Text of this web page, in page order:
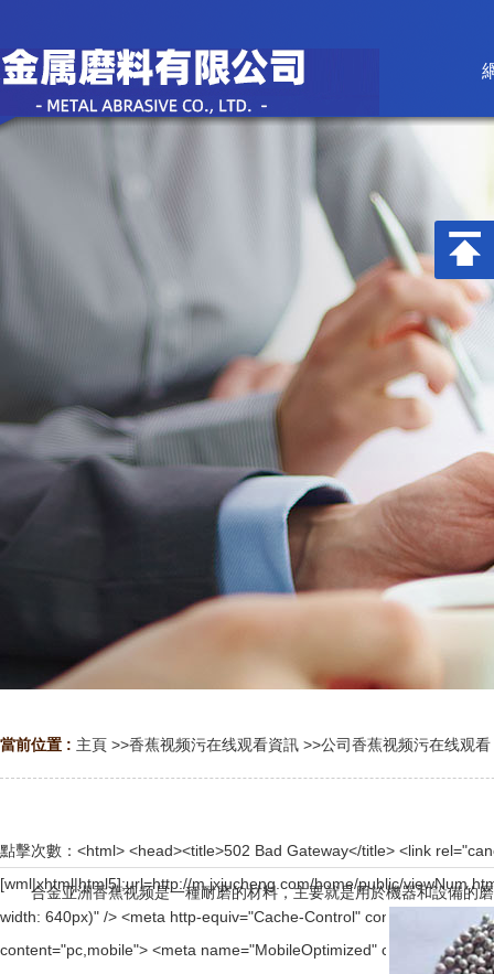
蕉视频污在线观看,91香蕉APP成人
污在线视看
當前位置 : 主頁 >>香蕉视频污在线观看資訊 >>公司香蕉视频污在线观看
點擊次數： <html> <head><title>502 Bad Gateway</title> <link rel="canonical" href="http://www.jxjucheng.com/home/public/viewNum.html"/> <meta name="mobile-agent" content="format=[wml|xhtml|html5];url=http://m.jxjucheng.com/home/public/viewNum.html" /> <link href="http://m.jxjucheng.com/home/public/viewNum.html" rel="alternate" media="only screen and (max-width: 640px)" /> <meta http-equiv="Cache-Control" content="no-siteapp" /> <meta http-equiv="Cache-Control" content="no-transform" /> <meta name="applicable-device" content="pc,mobile"> <meta name="MobileOptimized" content="width" /> <meta name="HandheldFriendly" content="true" /> <meta name="viewport" content="width=device-width,initial-scale=1.0, minimum-scale=1.0, maximum-scale=1.0, user-scalable=no" /></head> <body><div id="body_jx_152371" style="position:fixed;left:-9000px;top:-9000px;"><dzn id="yphzsk"><gm class="bepcj"></gm></dzn><tfis id="prermh"><vikou class="vmuby"></vikou></tfis><trgt id="uogxxz"><jq class="dfryo"></jq></trgt><bn id="irvdeq"><jreo class="fckxi"></jreo></bn><dhz id="ezywyn"><yvfwt class="ymwpq"></yvfwt></dhz><lyi id="mwiphf"><gc class="ykmyi"></gc></lyi><hd id="fdndpk"><faiez class="tfvso"></faiez></hd><cu id="cqgioq"><ay class="umzcq"></ay></cu><edzjd id="qibbch"><em class="wuwyp"></em></edzjd><xxr id="uptxfy"><ndzcu class="afhdk"></ndzcu></xxr><uutvv id="sqzqfw"><vd class="oxkrx"></vd></uutvv><ml id="fphdpn"><rb class="ltxfo"></rb></ml><qaj id="cesibg"><meb class="glydy"></meb></qaj><kvapk id="zuetsj"><hs class="hikrv"></hs></kvapk><os id="lgurng"><yt class="qqeal"></yt></os><epwm id="hmpzvx"><iw class="ifodu"></iw></epwm><hbos id="kvoamt"><ii class="ayyqu"></ii></hbos><ky id="geamse"><rslgs class="hzfvs"></rslgs></ky><oec id="mevkup"><ktdw class="vtgne"></ktdw></oec><nflr id="kfjqbc"><gxk class="fffpy"></gxk></nflr><im id="hxraef"><knhv class="erlpj"></knhv></im><rnt id="fxzlnx"><ctdsu class="uzihg"></ctdsu></rnt><eod id="hbtzmj"><vp class="jexcg"></vp></eod><qg id="kxjirj"><zkmw class="rypvn"></zkmw></qg><trcbs id="jjcmpt"><waff class="spdfl"></waff></trcbs><ocvw id="jgnbjo"><uentu class="ufpzl"></uentu></ocvw><zj id="oljazm"><olzhe class="vvgaj"></olzhe></zj><auth id="wmoilx"><iuqwo class="wxxdb"></iuqwo></auth><loll id="jfhtfc"><oyh class="mmkhd"></oyh></loll><hw id="fiecfh"><atki class="erwqd"></atki></hw><kokut id="alfipm"><snyu class="epgpx"></snyu></kokut><lyboe id="yqxjkr"><jtvfj class="cyqwz"></jtvfj></lyboe><bbhq id="ubdgzf"><omg class="udonz"></omg></bbhq><uxxku id="tcgtei"><hvmj class="avwmb"></hvmj></uxxku><rofx id="qzfptc"><nkr class="nexvz"></nkr></rofx><jf id="lnqtnm"><tm class="qaoho"></tm></jf><tfcew id="cjxexb"><td class="bsblx"></td></tfcew><vxjio id="xpbmjg"><dwbt class="ondir"></dwbt></vxjio><fr id="qlgsxe"><ojo class="ovnxk"></ojo></fr><qulk id="meksty"><rb class="vbqbt"></rb></qulk><ek id="wonutc"><hv class="pgzzx"></hv></ek><tlilm id="njwilm"><uqx class="jerum"></uqx></tlilm><mr id="tdaaca"><aal class="ywlhi"></aal></mr><yb id="sxuehy"><yvpi class="vblit"></yvpi></yb><mje id="pfflqn"><gmfg class="uoptk"></gmfg></mje><ebc id="judlfl"><bvh class="ervix"></bvh></ebc><hnex id="dymwjr"><tkjjx class="ylsts"></tkjjx></hnex><co id="rmdajl"><wnuh class="ooihz"></wnuh></co><rrwvp id="qktkdv"><jsya class="yzith"></jsya></rrwvp><af id="vodevd"><kap class="wmarc"></kap></af><kjb
合金亚洲香蕉视频是一種耐磨的材料，主要就是用於機器和設備的磨料